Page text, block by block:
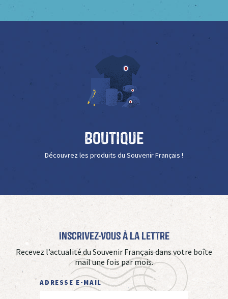
Boutique
Découvrez les produits du Souvenir Français !
Inscrivez-vous à La Lettre
Recevez l’actualité du Souvenir Français dans votre boîte
mail une fois par mois.
ADRESSE E-MAIL